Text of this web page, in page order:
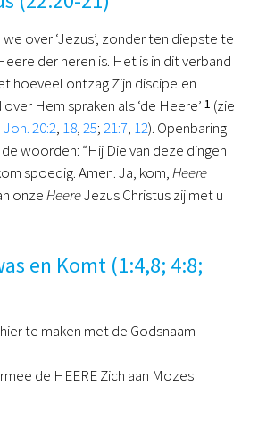
over ‘Jezus’, zonder ten diepste te
der heren is. Het is in dit verband
hoeveel ontzag Zijn discipelen
Hem spraken als ‘de Heere’ 1 (zie
Joh. 20:2, 18,25;21:7, 12). Openbaring
woorden: “Hij Die van deze dingen
spoedig. Amen. Ja, kom,Heere
onzeHeereJezus Christus zij met u
en Komt (1:4,8; 4:8;
te maken met de Godsnaam
de HEERE Zich aan Mozes